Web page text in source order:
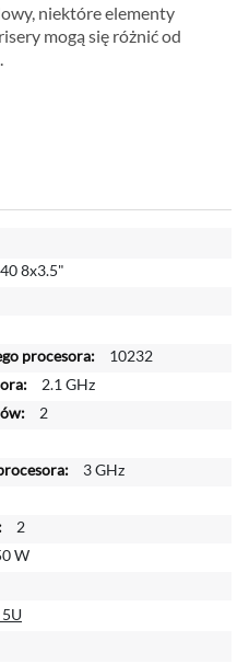
niektóre elementy
mogą się różnić od
8x3.5"
10232
2.1 GHz
2
3 GHz
2
W